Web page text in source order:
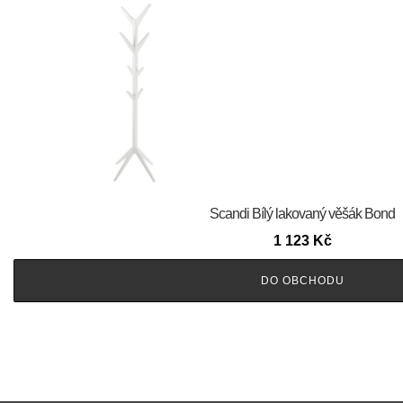
Scandi Bílý lakovaný věšák Bond
1 123 Kč
DO OBCHODU